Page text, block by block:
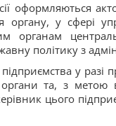
оформляються
органу, у сфері
органам
політику з
у
та, з метою
цього